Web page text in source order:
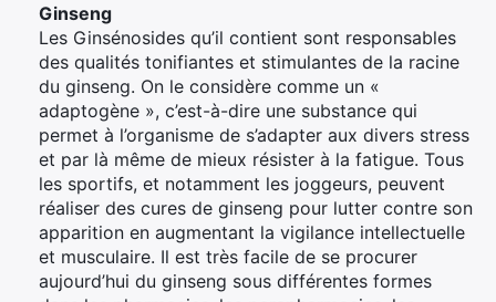
Ginseng
Les Ginsénosides qu’il contient sont responsables
des qualités tonifiantes et stimulantes de la racine
du ginseng. On le considère comme un «
adaptogène », c’est-à-dire une substance qui
permet à l’organisme de s’adapter aux divers stress
et par là même de mieux résister à la fatigue. Tous
les sportifs, et notamment les joggeurs, peuvent
réaliser des cures de ginseng pour lutter contre son
apparition en augmentant la vigilance intellectuelle
et musculaire. Il est très facile de se procurer
aujourd’hui du ginseng sous différentes formes